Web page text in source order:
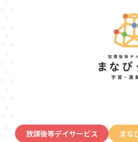
放課後等デイサービス まな